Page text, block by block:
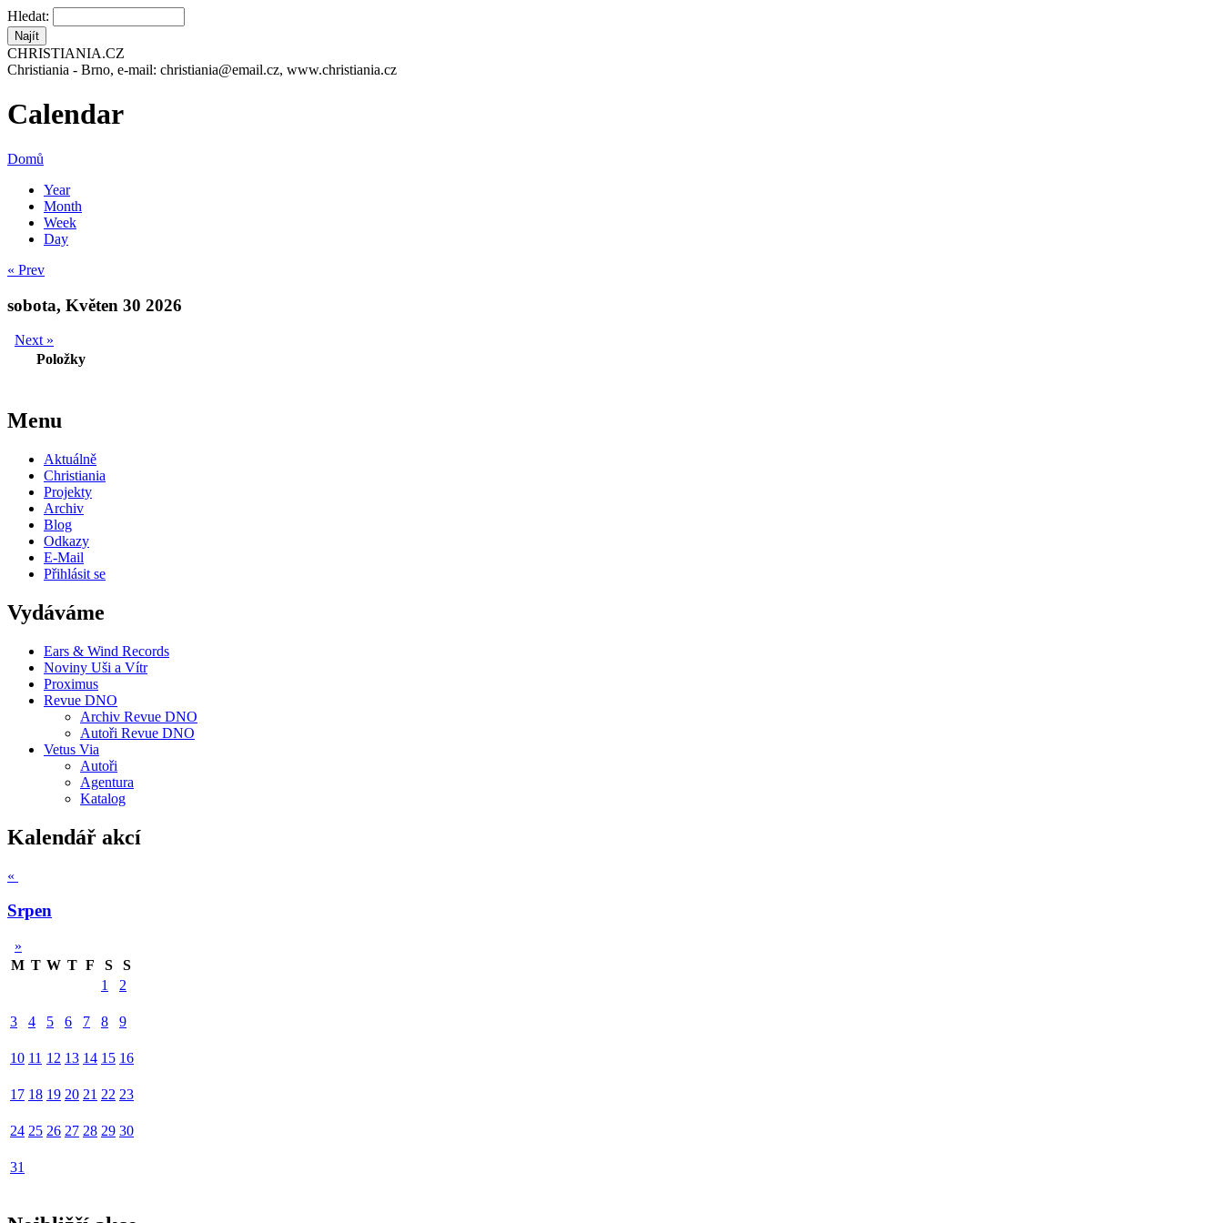
Hledat:
CHRISTIANIA.CZ
Christiania - Brno, e-mail: christiania@email.cz, www.christiania.cz
Calendar
Domů
Year
Month
Week
Day
« Prev
sobota, Květen 30 2026
Next »
Položky
Menu
Aktuálně
Christiania
Projekty
Archiv
Blog
Odkazy
E-Mail
Přihlásit se
Vydáváme
Ears & Wind Records
Noviny Uši a Vítr
Proximus
Revue DNO
Archiv Revue DNO
Autoři Revue DNO
Vetus Via
Autoři
Agentura
Katalog
Kalendář akcí
«
Srpen
»
M T W T F S
S
1
2
3 4 5 6 7 8 9
10 11 12 13 14 15 16
17 18 19 20 21 22 23
24 25 26 27 28 29 30
31